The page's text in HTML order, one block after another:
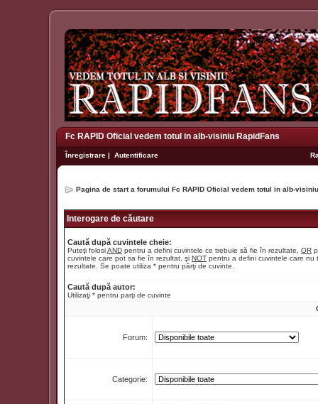
Fc RAPID Oficial vedem totul in alb-visiniu RapidFans
Înregistrare | Autentificare
Pagina de start a forumului Fc RAPID Oficial vedem totul in alb-
Interogare de căutare
Caută după cuvintele cheie:
Puteţi folosiAND pentru a defini cuvintele ce trebuie să fie în rezultate, OR
cuvintele care pot sa fie în rezultat, şi NOT pentru a defini cuvintele care nu
rezultate. Se poate utiliza * pentru părţi de cuvinte.
Caută după autor:
Utilizaţi * pentru parţi de cuvinte
Forum:
Categorie: